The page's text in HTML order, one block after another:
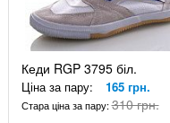
Кеди RGP 3795 біл.
Ціна за пару: 165 грн.
Стара ціна за пару:310 грн.